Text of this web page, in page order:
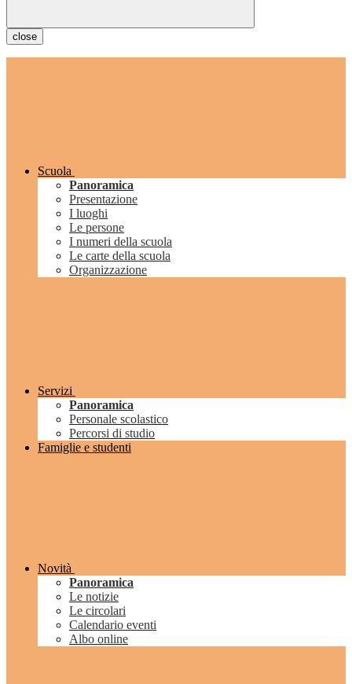
close
Scuola
Panoramica
Presentazione
I luoghi
Le persone
I numeri della scuola
Le carte della scuola
Organizzazione
Servizi
Panoramica
Personale scolastico
Percorsi di studio
Famiglie e studenti
Novità
Panoramica
Le notizie
Le circolari
Calendario eventi
Albo online